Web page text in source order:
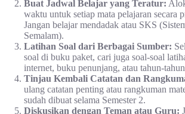
Buat Jadwal Belajar yang Teratur:
waktu untuk setiap mata pelajaran secara
Jangan belajar mendadak atau SKS
Semalam).
Latihan Soal dari Berbagai Sumber:
soal di buku paket, cari juga soal-soal
internet, buku penunjang, atau tahun-
Tinjau Kembali Catatan dan
ulang catatan penting atau rangkuman
sudah dibuat selama Semester 2.
Diskusikan dengan Teman atau Guru: